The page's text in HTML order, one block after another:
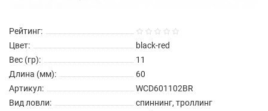
Рейтинг:
Цвет:
black-red
Вес (гр):
11
Длина (мм):
60
Артикул:
WCD601102BR
Вид ловли:
спиннинг, троллинг